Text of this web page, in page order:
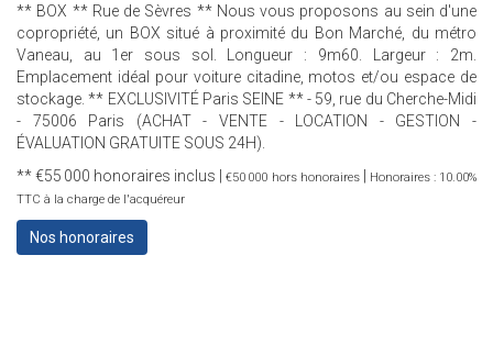
** BOX ** Rue de Sèvres ** Nous vous proposons au sein d'une
copropriété, un BOX situé à proximité du Bon Marché, du métro
Vaneau, au 1er sous sol. Longueur : 9m60. Largeur : 2m.
Emplacement idéal pour voiture citadine, motos et/ou espace de
stockage. ** EXCLUSIVITÉ Paris SEINE ** - 59, rue du Cherche-Midi
- 75006 Paris (ACHAT - VENTE - LOCATION - GESTION -
ÉVALUATION GRATUITE SOUS 24H).
** €55 000 honoraires inclus |€50 000 hors honoraires|
Honoraires : 10.00%
TTC à la charge de l'acquéreur
Nos honoraires